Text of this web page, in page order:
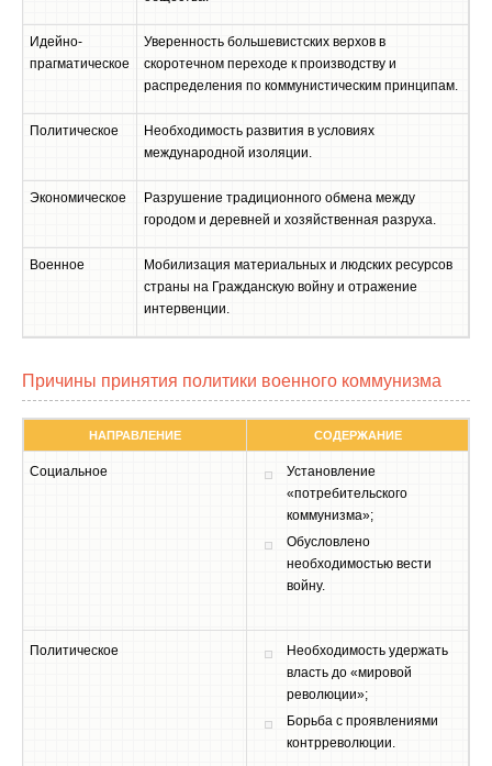
Идейно-
прагматическое
Уверенность большевистских верхов в
скоротечном переходе к производству и
распределения по коммунистическим принципам.
Политическое
Необходимость развития в условиях
международной изоляции.
Экономическое
Разрушение традиционного обмена между
городом и деревней и хозяйственная разруха.
Военное
Мобилизация материальных и людских ресурсов
страны на Гражданскую войну и отражение
интервенции.
Причины принятия политики военного коммунизма
НАПРАВЛЕНИЕ СОДЕРЖАНИЕ
Социальное
Установление
«потребительского
коммунизма»;
Обусловлено
необходимостью вести
войну.
Политическое
Необходимость удержать
власть до «мировой
революции»;
Борьба с проявлениями
контрреволюции.